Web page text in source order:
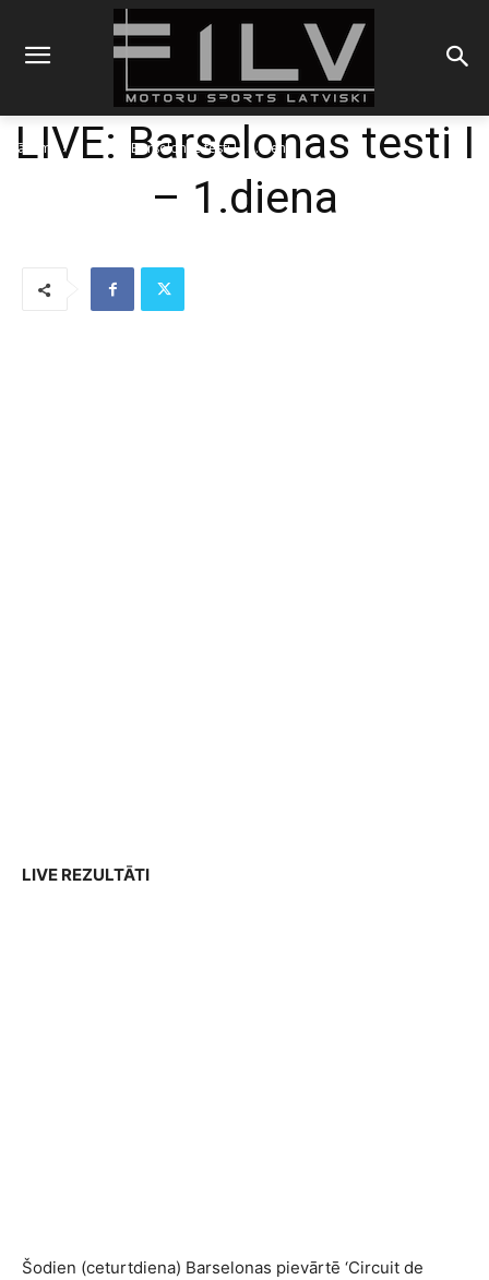
Sākums F1 LIVE: Barselonas testi I - 1.diena
LIVE: Barselonas testi I
– 1.diena
LIVE REZULTĀTI
Šodien (ceturtdiena) Barselonas pievārtē ‘Circuit de